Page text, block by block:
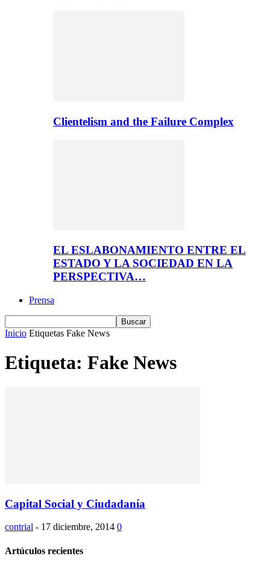
Clientelism and the Failure Complex
EL ESLABONAMIENTO ENTRE EL
ESTADO Y LA SOCIEDAD EN LA
PERSPECTIVA…
Prensa
Inicio Etiquetas Fake News
Etiqueta: Fake News
Capital Social y Ciudadanía
contrial - 17 diciembre, 2014 0
Artúculos recientes